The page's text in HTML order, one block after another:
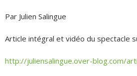
Par Julien Salingue
Article intégral et vidéo du spectacle
http://juliensalingue.over-blog.com/